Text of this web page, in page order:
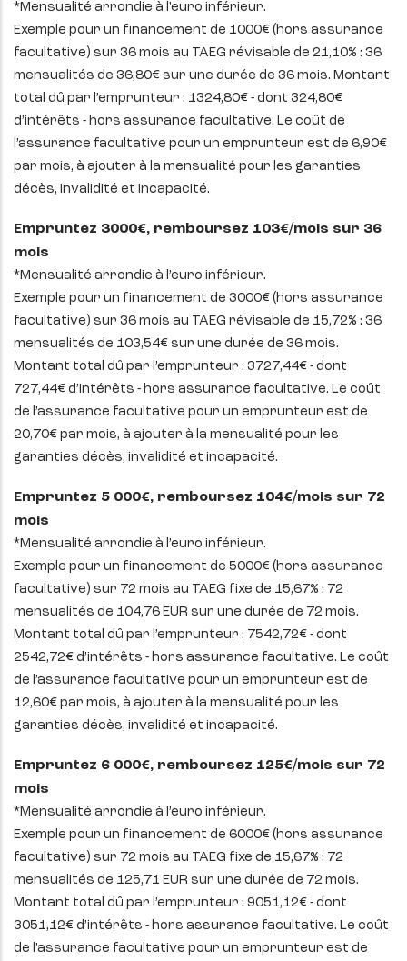
*Mensualité arrondie à l’euro inférieur.
Exemple pour un financement de 1000€ (hors assurance
facultative) sur 36 mois au TAEG révisable de 21,10% : 36
mensualités de 36,80€ sur une durée de 36 mois. Montant
total dû par l’emprunteur : 1324,80€ - dont 324,80€
d’intérêts - hors assurance facultative. Le coût de
l’assurance facultative pour un emprunteur est de 6,90€
par mois, à ajouter à la mensualité pour les garanties
décès, invalidité et incapacité.
Empruntez 3000€, remboursez 103€/mois sur 36
mois
*Mensualité arrondie à l’euro inférieur.
Exemple pour un financement de 3000€ (hors assurance
facultative) sur 36 mois au TAEG révisable de 15,72% : 36
mensualités de 103,54€ sur une durée de 36 mois.
Montant total dû par l’emprunteur : 3727,44€ - dont
727,44€ d’intérêts - hors assurance facultative. Le coût
de l’assurance facultative pour un emprunteur est de
20,70€ par mois, à ajouter à la mensualité pour les
garanties décès, invalidité et incapacité.
Empruntez 5 000€, remboursez 104€/mois sur 72
mois
*Mensualité arrondie à l’euro inférieur.
Exemple pour un financement de 5000€ (hors assurance
facultative) sur 72 mois au TAEG fixe de 15,67% : 72
mensualités de 104,76 EUR sur une durée de 72 mois.
Montant total dû par l’emprunteur : 7542,72€ - dont
2542,72€ d’intérêts - hors assurance facultative. Le coût
de l’assurance facultative pour un emprunteur est de
12,60€ par mois, à ajouter à la mensualité pour les
garanties décès, invalidité et incapacité.
Empruntez 6 000€, remboursez 125€/mois sur 72
mois
*Mensualité arrondie à l’euro inférieur.
Exemple pour un financement de 6000€ (hors assurance
facultative) sur 72 mois au TAEG fixe de 15,67% : 72
mensualités de 125,71 EUR sur une durée de 72 mois.
Montant total dû par l’emprunteur : 9051,12€ - dont
3051,12€ d’intérêts - hors assurance facultative. Le coût
de l’assurance facultative pour un emprunteur est de